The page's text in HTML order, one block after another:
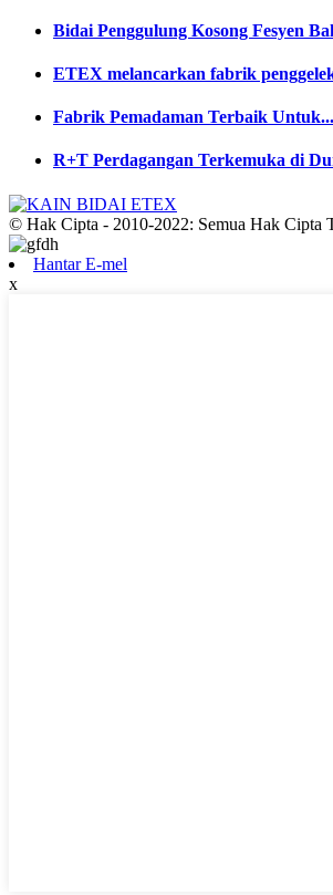
Bidai Penggulung Kosong Fesyen
ETEX melancarkan fabrik
Fabrik Pemadaman Terbaik Untuk...
R+T Perdagangan Terkemuka di
© Hak Cipta - 2010-2022: Semua Hak Cipta
Hantar E-mel
x